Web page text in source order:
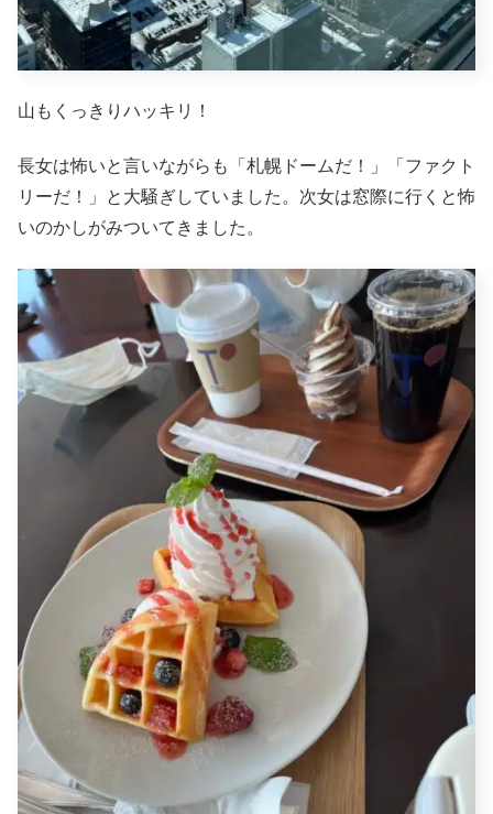
山もくっきりハッキリ！
長女は怖いと言いながらも「札幌ドームだ！」「ファクト
リーだ！」と大騒ぎしていました。次女は窓際に行くと怖
いのかしがみついてきました。